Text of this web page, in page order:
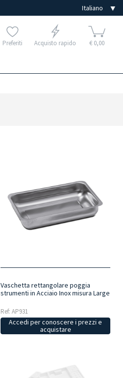
Preferiti Acquisto rapido € 0,00
Vaschetta rettangolare poggia
strumenti in Acciaio Inox misura Large
Ref: AP931
Accedi per conoscere i prezzi e
acquistare